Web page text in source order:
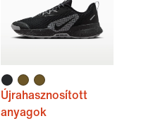
Újrahasznosított
anyagok